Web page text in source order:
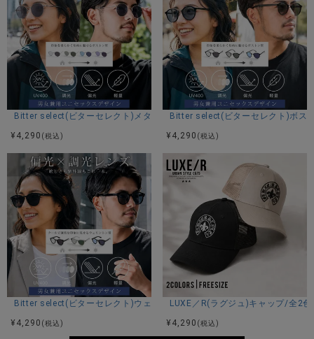
Bitter select(ビターセレクト)メタルボストンサングラス(調光・偏光)/全4
¥ 4,290 (税込)
Bitter select(ビターセレクト)ボス
¥ 4,290 (税込)
Bitter select(ビターセレクト)ウェリントンサングラス(調光・偏光)/全3色
¥ 4,290 (税込)
LUXE／R(ラグジュ)キャップ/全2色
¥ 4,290 (税込)